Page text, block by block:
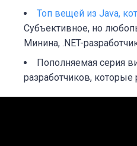
Топ вещей из Java,
Субъективное, но
Минина, .NET-
Пополняемая серия
разработчиков, которые